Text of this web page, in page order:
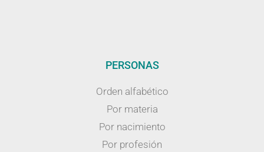
PERSONAS
Orden alfabético
Por materia
Por nacimiento
Por profesión